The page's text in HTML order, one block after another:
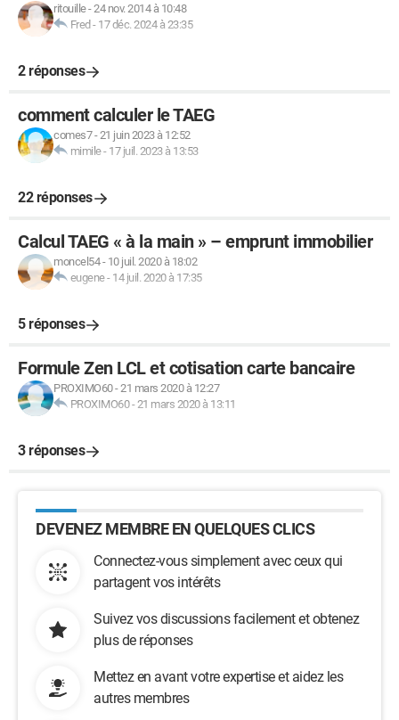
ritouille-24 nov. 2014 à 10:48
Fred - 17 déc. 2024 à 23:35
2 réponses
comment calculer le TAEG
comes7-21 juin 2023 à 12:52
mimile- 17 juil. 2023 à 13:53
22 réponses
Calcul TAEG « à la main » – emprunt immobilier
moncel54- 10 juil. 2020 à 18:02
eugene- 14 juil. 2020 à 17:35
5 réponses
Formule Zen LCL et cotisation carte bancaire
PROXIMO60-21 mars 2020 à 12:27
PROXIMO60-21 mars 2020 à 13:11
3 réponses
DEVENEZ MEMBRE EN QUELQUES CLICS
Connectez-vous simplement avec ceux qui
partagent vos intérêts
Suivez vos discussions facilement et obtenez
plus de réponses
Mettez en avant votre expertise et aidez les
autres membres